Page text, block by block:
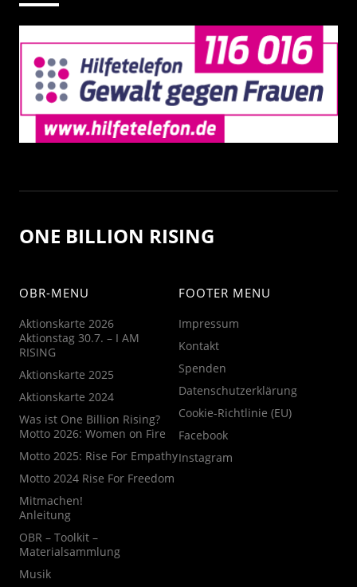
ONE BILLION RISING
OBR-MENU
Aktionskarte 2026
Aktionstag 30.7. – I AM
RISING
Aktionskarte 2025
Aktionskarte 2024
Was ist One Billion Rising?
Motto 2026: Women on Fire
Motto 2025: Rise For Empathy
Motto 2024 Rise For Freedom
Mitmachen!
Anleitung
OBR – Toolkit –
Materialsammlung
Musik
FOOTER MENU
Impressum
Kontakt
Spenden
Datenschutzerklärung
Cookie-Richtlinie (EU)
Facebook
Instagram